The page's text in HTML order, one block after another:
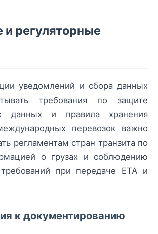
регуляторные
уведомлений и сбора данных
требования по защите
данных и правила хранения
перевозок важно
регламентам стран транзита по
о грузах и соблюдению
при передаче ETA и
к документированию